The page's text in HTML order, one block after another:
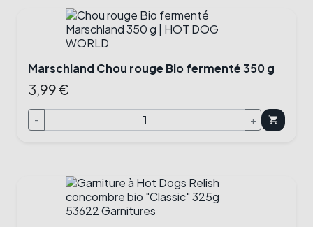
Marschland Chou rouge Bio fermenté 350 g
3,99 €
- + shopping_cart